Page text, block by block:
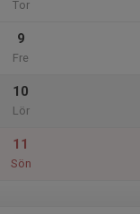
Tor
9
Fre
10
Lör
11
Sön